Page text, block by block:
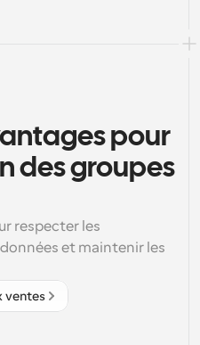
pour
des groupes
respecter les
et maintenir les
ventes